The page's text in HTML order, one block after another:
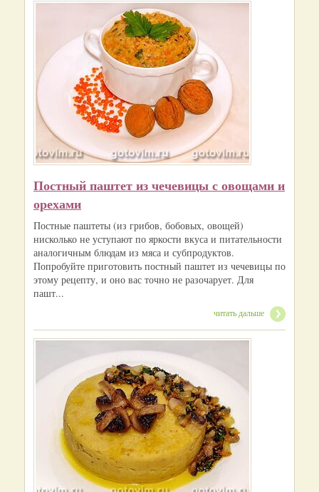
Постный паштет из чечевицы с овощами и
орехами
Постные паштеты (из грибов, бобовых, овощей)
нисколько не уступают по яркости вкуса и питательности
аналогичным блюдам из мяса и субпродуктов.
Попробуйте приготовить постный паштет из чечевицы по
этому рецепту, и оно вас точно не разочарует. Для
пашт...
читать дальше